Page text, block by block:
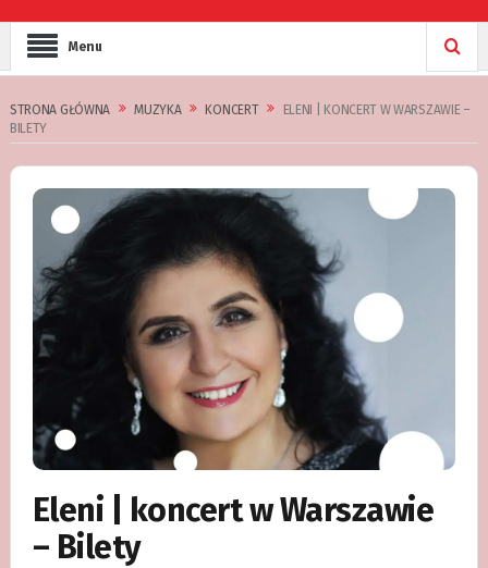
Menu
STRONA GŁÓWNA MUZYKA KONCERT
ELENI | KONCERT W WARSZAWIE –
BILETY
Eleni | koncert w Warszawie
– Bilety